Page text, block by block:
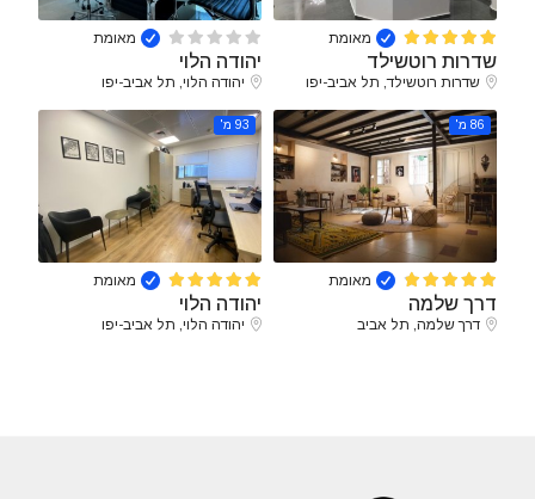
מאומת
שדרות רוטשילד
שדרות רוטשילד, תל אביב-יפו
מאומת
יהודה הלוי
יהודה הלוי, תל אביב-יפו
מאומת
86 מ'
דרך שלמה
דרך שלמה, תל אביב
מאומת
93 מ'
יהודה הלוי
יהודה הלוי, תל אביב-יפו